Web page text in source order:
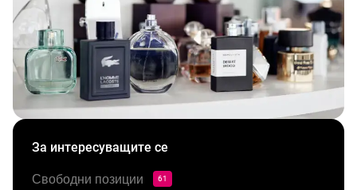
За интересуващите се
Свободни позиции 61